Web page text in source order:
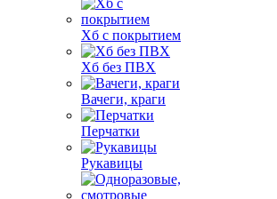
Хб с покрытием
Хб без ПВХ
Вачеги, краги
Перчатки
Рукавицы